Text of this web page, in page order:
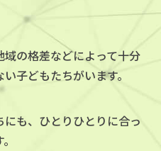
の格差などによって十分
子どもたちがいます。
も、ひとりひとりに合っ